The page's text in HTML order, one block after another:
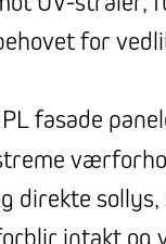
for
fasade
direkte sollys,
intakt og